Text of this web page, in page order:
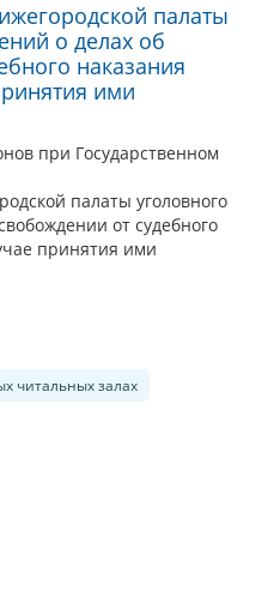
палаты
о делах об
наказания
ими
при Государственном
палаты уголовного
от судебного
принятия ими
читальных залах